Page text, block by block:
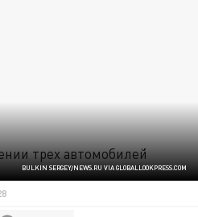
BULKIN SERGEY/NEWS.RU VIA GLOBALLOOKPRESS.COM